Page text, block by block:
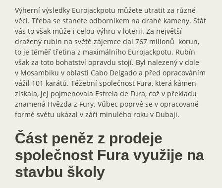
Výherní výsledky Eurojackpotu můžete utratit za různé
věci. Třeba se stanete odborníkem na drahé kameny. Stát
vás to však může i celou výhru v loterii. Za největší
dražený rubín na světě zájemce dal 767 milionů korun,
to je téměř třetina z maximálního Eurojackpotu. Rubín
však za toto bohatství opravdu stojí. Byl nalezený v dole
v Mosambiku v oblasti Cabo Delgado a před opracováním
vážil 101 karátů. Těžební společnost Fura, která kámen
získala, jej pojmenovala Estrela de Fura, což v překladu
znamená Hvězda z Fury. Vůbec poprvé se v opracované
formě světu ukázal v září minulého roku v Dubaji.
Část peněz z prodeje
společnost Fura využije na
stavbu školy